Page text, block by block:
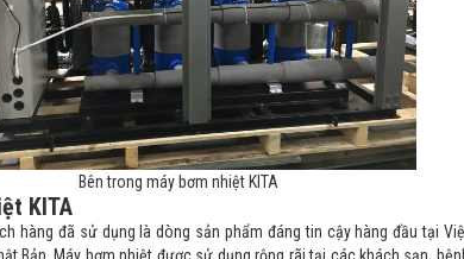
Bên trong máy bơm nhiệt KITA
KITA
hàng đã sử dụng là dòng sản phẩm đáng tin cậy hàng đầu tại